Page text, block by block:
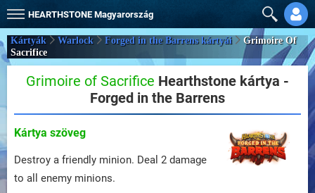
HEARTHSTONE Magyarország
Kártyák Warlock Forged in the Barrens kártyái
Grimoire Of
Sacrifice
Grimoire of Sacrifice Hearthstone kártya -
Forged in the Barrens
Kártya szöveg
Destroy a friendly minion. Deal 2 damage
to all enemy minions.